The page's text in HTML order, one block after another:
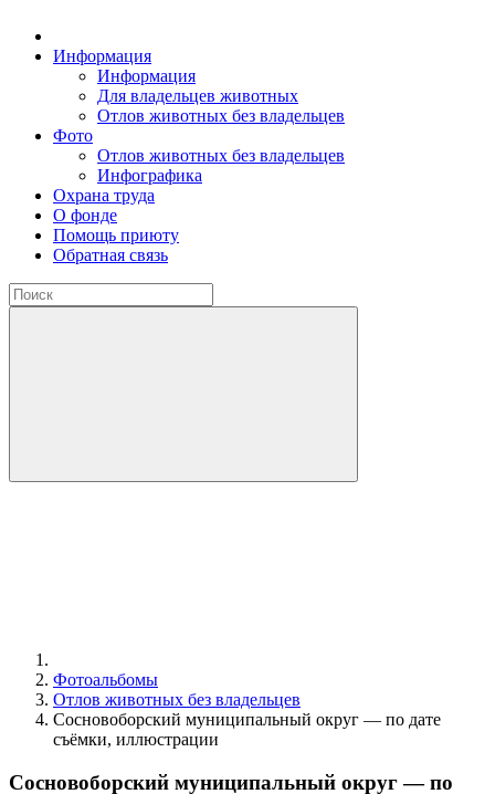
Информация
Информация
Для владельцев животных
Отлов животных без владельцев
Фото
Отлов животных без владельцев
Инфографика
Охрана труда
О фонде
Помощь приюту
Обратная связь
Фотоальбомы
Отлов животных без владельцев
Сосновоборский муниципальный округ — по дате
съёмки, иллюстрации
Сосновоборский муниципальный округ — по